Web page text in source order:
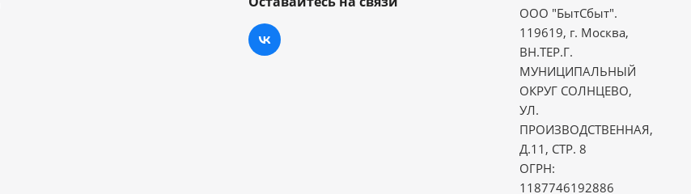
ООО "БытСбыт".
119619, г. Москва,
ВН.ТЕР.Г.
МУНИЦИПАЛЬНЫЙ
ОКРУГ СОЛНЦЕВО,
УЛ.
ПРОИЗВОДСТВЕННАЯ,
Д.11, СТР. 8
ОГРН:
1187746192886